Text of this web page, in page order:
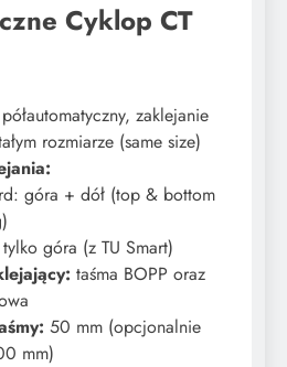
Cyklop CT
półautomatyczny, zaklejanie
rozmiarze (same size)
góra + dół (top & bottom
góra (z TU Smart)
taśma BOPP oraz
50 mm (opcjonalnie
mm)